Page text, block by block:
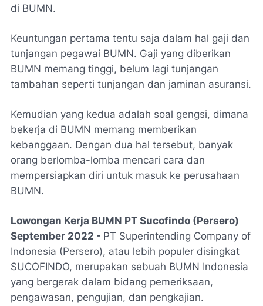
di BUMN.
Keuntungan pertama tentu saja dalam hal gaji dan
tunjangan pegawai BUMN. Gaji yang diberikan
BUMN memang tinggi, belum lagi tunjangan
tambahan seperti tunjangan dan jaminan asuransi.
Kemudian yang kedua adalah soal gengsi, dimana
bekerja di BUMN memang memberikan
kebanggaan. Dengan dua hal tersebut, banyak
orang berlomba-lomba mencari cara dan
mempersiapkan diri untuk masuk ke perusahaan
BUMN.
Lowongan Kerja BUMN PT Sucofindo (Persero)
September 2022 - PT Superintending Company of
Indonesia (Persero), atau lebih populer disingkat
SUCOFINDO, merupakan sebuah BUMN Indonesia
yang bergerak dalam bidang pemeriksaan,
pengawasan, pengujian, dan pengkajian.